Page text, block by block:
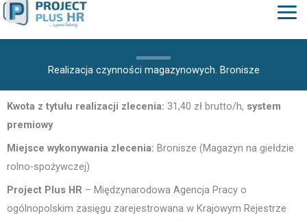
Realizacja czynności magazynowych. Bronisze
Kwota z tytułu realizacji zlecenia: 31,40 zł brutto/h, system
premiowy
Miejsce wykonywania zlecenia: Bronisze (Magazyn na giełdzie
rolno-spożywczej)
Project Plus HR – Międzynarodowa Agencja Pracy o
ogólnopolskim zasięgu zarejestrowana w Krajowym Rejestrze